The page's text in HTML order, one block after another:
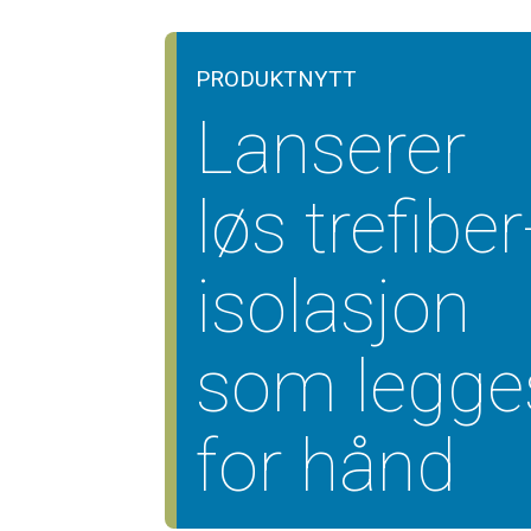
PRODUKTNYTT
Lanserer
løs
isolasjon
som
for hånd